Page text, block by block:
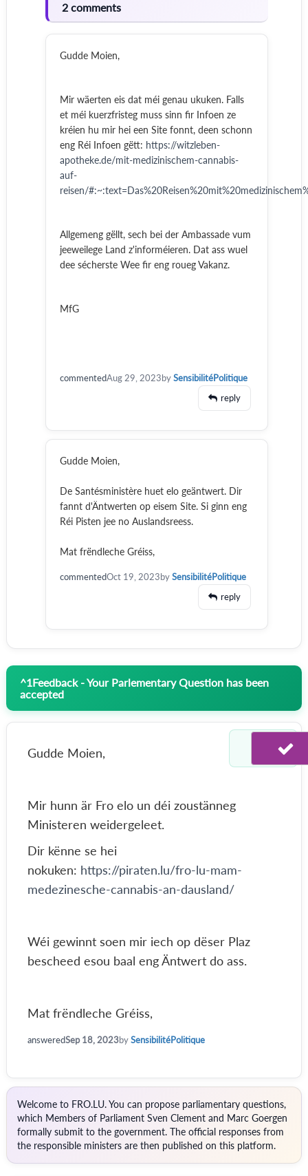
2 comments
Gudde Moien,
Mir wäerten eis dat méi genau ukuken. Falls
et méi kuerzfristeg muss sinn fir Infoen ze
kréien hu mir hei een Site fonnt, deen schonn
eng Réi Infoen gëtt: https://witzleben-
apotheke.de/mit-medizinischem-cannabis-
auf-
reisen/
Allgemeng gëllt, sech bei der Ambassade vum
jeeweilege Land z'informéieren. Dat ass wuel
dee sécherste Wee fir eng roueg Vakanz.
MfG
commentedAug 29, 2023bySensibilitéPolitique
reply
Gudde Moien,
De Santésministère huet elo geäntwert. Dir
fannt d'Äntwerten op eisem Site. Si ginn eng
Réi Pisten jee no Auslandsreess.
Mat frëndleche Gréiss,
commentedOct 19, 2023bySensibilitéPolitique
reply
^1Feedback - Your Parlementary Question has been
accepted
Gudde Moien,
Mir hunn är Fro elo un déi zoustänneg
Ministeren weidergeleet.
Dir kënne se hei
nokuken: https://piraten.lu/fro-lu-mam-
medezinesche-cannabis-an-dausland/
Wéi gewinnt soen mir iech op dëser Plaz
bescheed esou baal eng Äntwert do ass.
Mat frëndleche Gréiss,
answeredSep 18, 2023bySensibilitéPolitique
Welcome to FRO.LU. You can propose parliamentary questions,
which Members of Parliament Sven Clement and Marc Goergen
formally submit to the government. The official responses from
the responsible ministers are then published on this platform.